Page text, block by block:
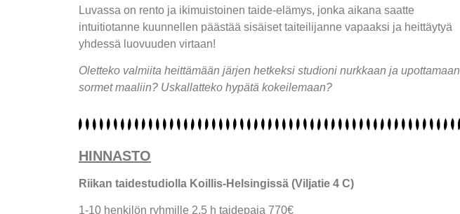
Luvassa on rento ja ikimuistoinen taide-elämys, jonka aikana saatte
intuitiotanne kuunnellen päästää sisäiset taiteilijanne vapaaksi ja heittäytyä
yhdessä luovuuden virtaan!
Oletteko valmiita heittämään järjen hetkeksi studioni nurkkaan ja upottamaan
sormet maaliin? Uskallatteko hypätä kokeilemaan?
HINNASTO
Riikan taidestudiolla Koillis-Helsingissä (Viljatie 4 C)
1-10 henkilön ryhmille 2,5 h taidepaja 770€